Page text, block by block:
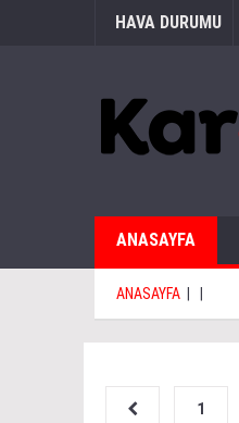
HAVA DURUMU
ANASAYFA
ANASAYFA
1